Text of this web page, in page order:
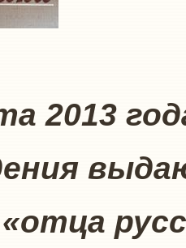
2013